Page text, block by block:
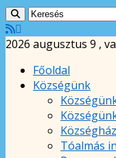
2026 augusztus 9 ,
Főoldal
Községünk
Tóalmás